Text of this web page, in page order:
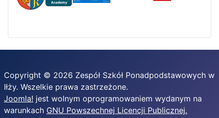
Copyright © 2026 Zespół Szkół Ponadpodstawowych w
Iłży. Wszelkie prawa zastrzeżone.
Joomla! jest wolnym oprogramowaniem wydanym na
warunkach GNU Powszechnej Licencji Publicznej.